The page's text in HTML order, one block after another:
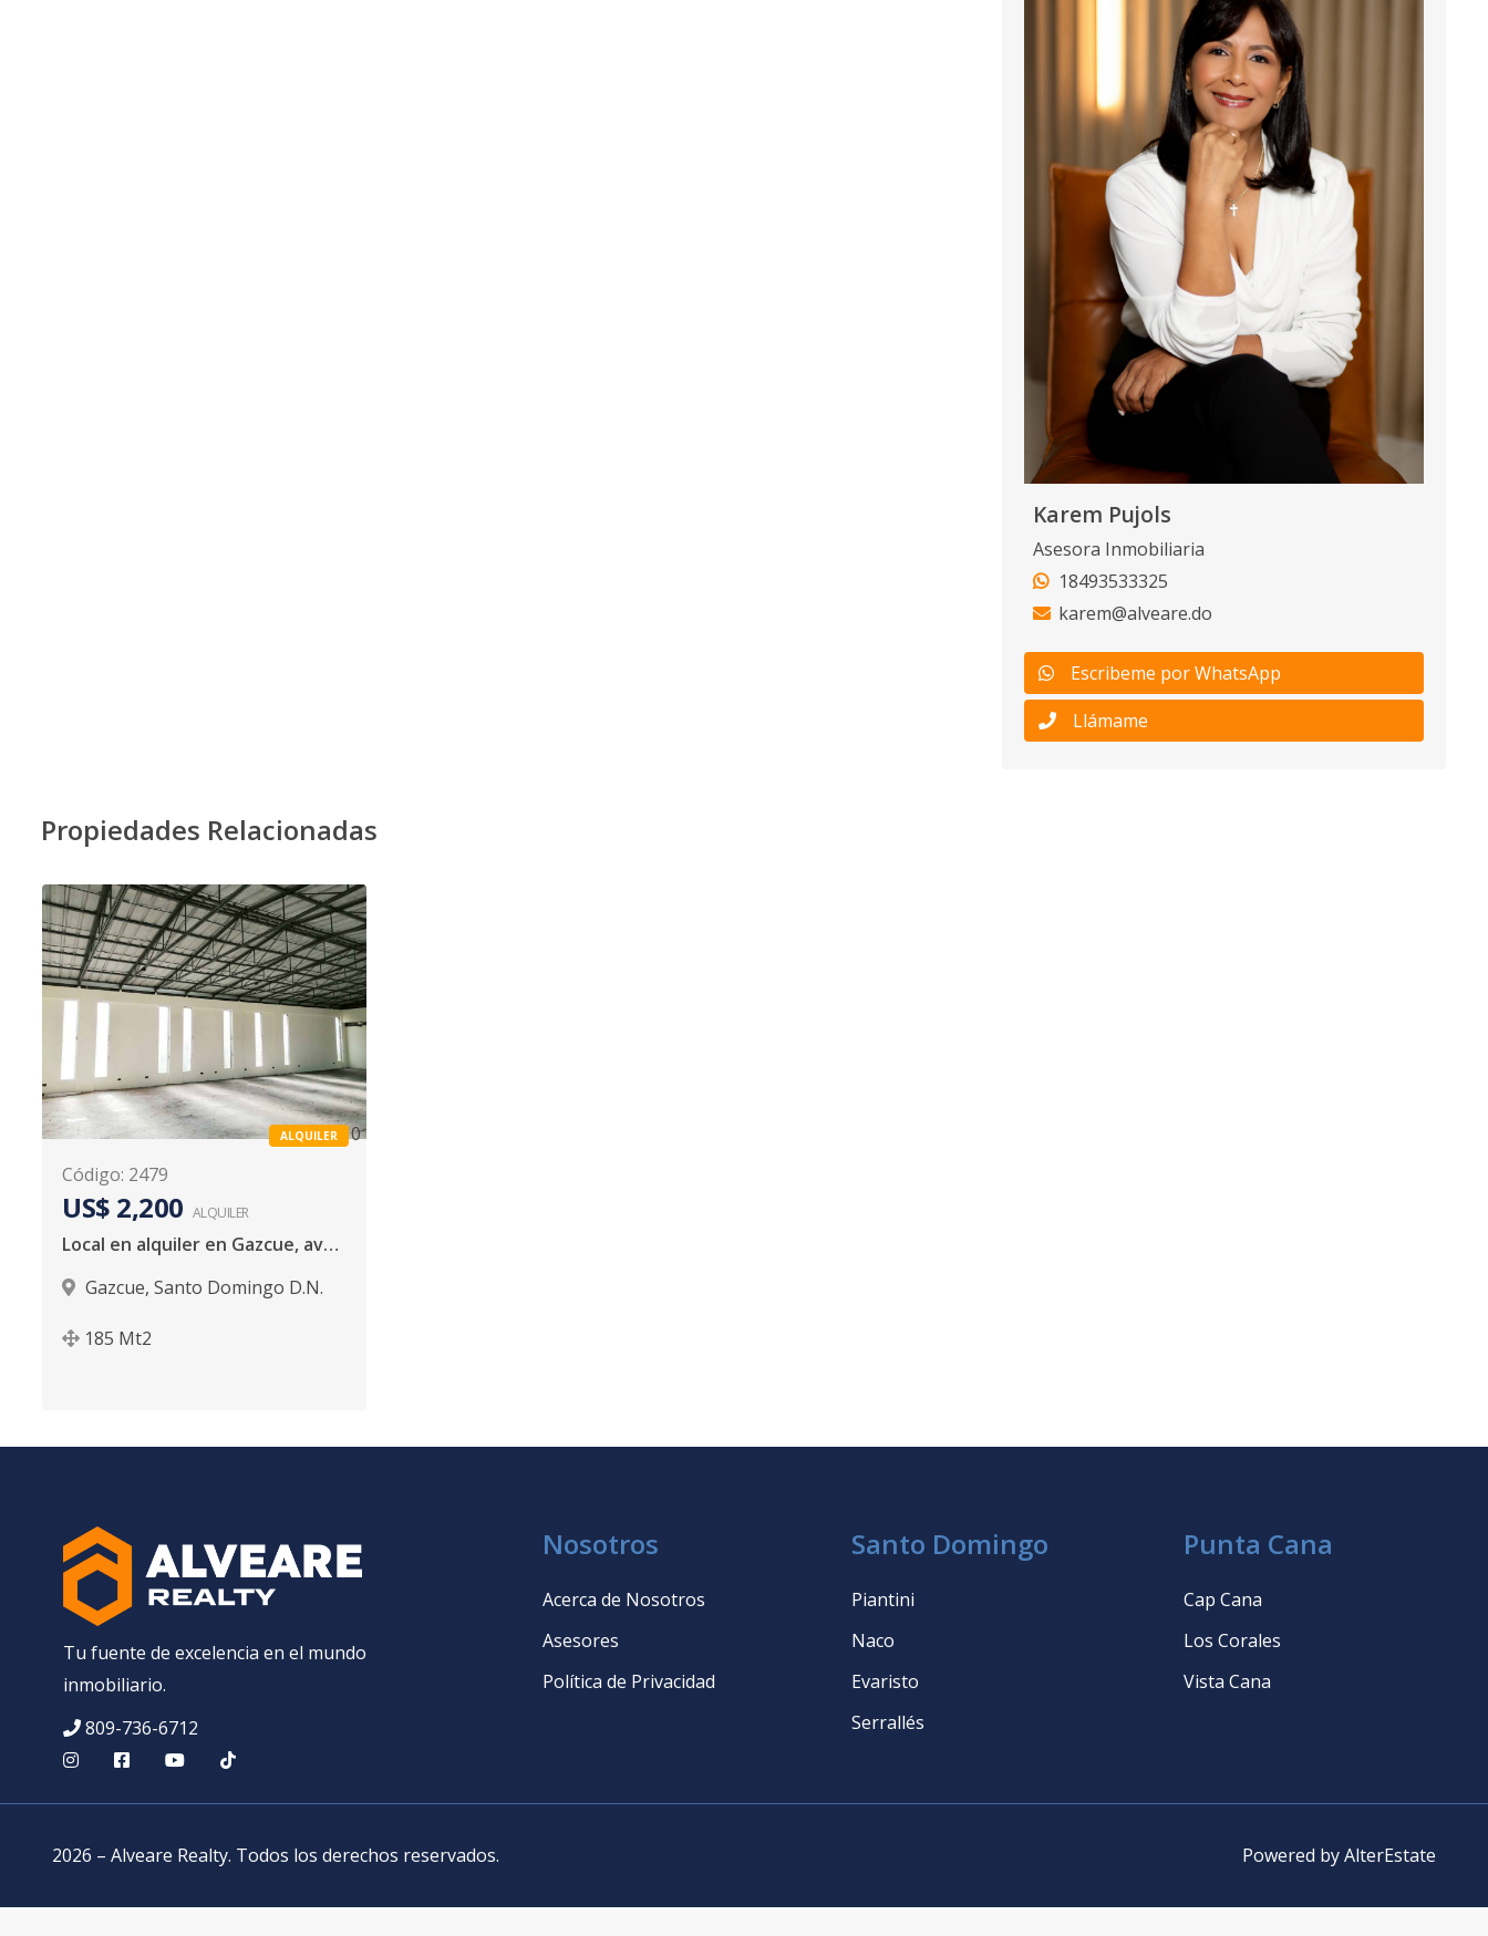
Karem Pujols
Asesora Inmobiliaria
18493533325
karem@alveare.do
Escribeme por WhatsApp
Llámame
Propiedades Relacionadas
ALQUILER
0
Código: 2479
US$ 2,200 ALQUILER
Local en alquiler en Gazcue, avenida Independencia
Gazcue, Santo Domingo D.N.
185 Mt2
Tu fuente de excelencia en el mundo
inmobiliario.
809-736-6712
Nosotros
Acerca de Nosotros
Asesores
Política de Privacidad
Santo Domingo
Piantini
Naco
Evaristo
Serrallés
Punta Cana
Cap Cana
Los Corales
Vista Cana
2026 – Alveare Realty. Todos los derechos reservados. Powered byAlterEstate